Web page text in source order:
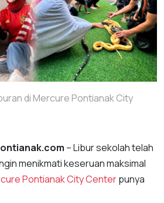
di Mercure Pontianak City
– Libur sekolah telah
menikmati keseruan maksimal
Pontianak City Centerpunya